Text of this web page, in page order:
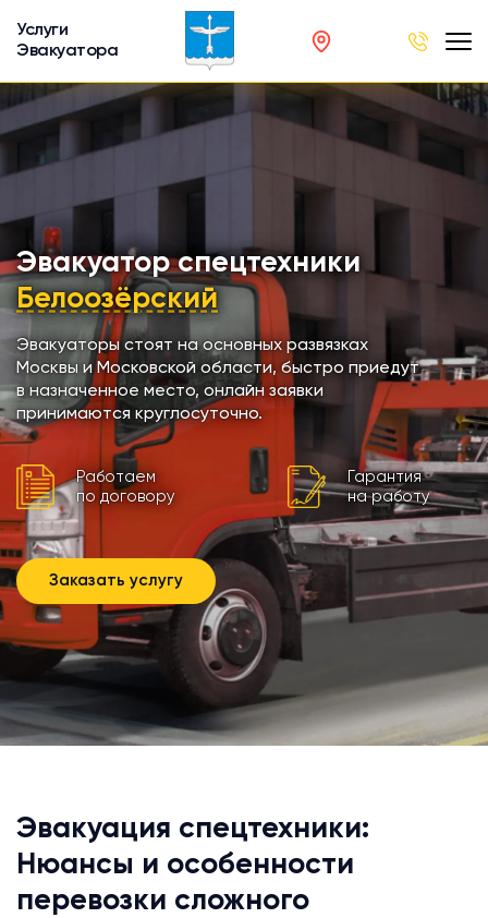
Услуги
Эвакуатора
Эвакуатор спецтехники
Белоозёрский
Эвакуаторы стоят на основных развязках
Москвы и Московской области, быстро приедут
в назначенное место, онлайн заявки
принимаются круглосуточно.
Работаем
по договору
Гарантия
на работу
Заказать услугу
Эвакуация спецтехники:
Нюансы и особенности
перевозки сложного